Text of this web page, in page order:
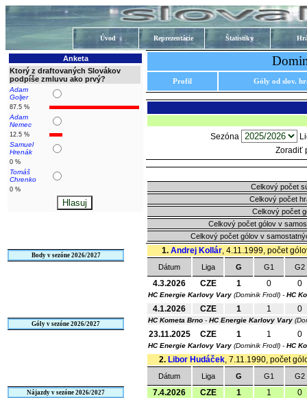
Úvod Reprezentácie Štatistiky
Anketa
Ktorý z draftovaných Slovákov
podpíše zmluvu ako prvý?
Adam
Goljer
87.5 %
Adam
Nemec
12.5 %
Samuel
Hrenák
0 %
Tomáš
Chrenko
0 %
Body v sezóne 2026/2027
Góly v sezóne 2026/2027
Nájazdy v sezóne 2026/2027
Profil Góly od slov.
Sezóna
Zoradiť
Celkový počet
Celkový počet
Celkový počet
Celkový počet gólov v
Celkový počet gólov v
1. Andrej Kollár, 4.11.1999, počet
Dátum Liga G G1 G2
4.3.2026 CZE 1 0 0
HC Energie Karlovy Vary (Dominik Frodl) - HC
4.1.2026 CZE 1 1 0
HC Kometa Brno - HC Energie Karlovy Vary
23.11.2025 CZE 1 1 0
HC Energie Karlovy Vary (Dominik Frodl) - HC
2. Libor Hudáček, 7.11.1990, počet
Dátum Liga G G1 G2
7.4.2026 CZE 1 1 0